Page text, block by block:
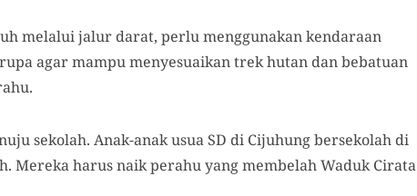
melalui jalur darat, perlu menggunakan kendaraan
agar mampu menyesuaikan trek hutan dan bebatuan
sekolah. Anak-anak usua SD di Cijuhung bersekolah di
Mereka harus naik perahu yang membelah Waduk Cirata